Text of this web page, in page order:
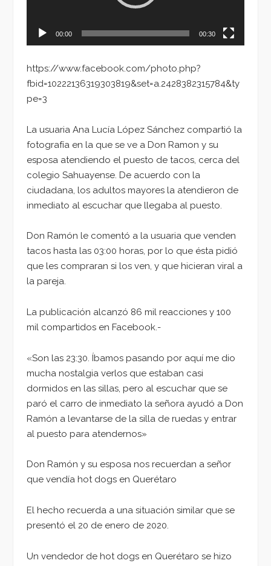
00:00 00:30
https://www.facebook.com/photo.php?
fbid=10222136319303819&set=a.2428382315784&ty
pe=3
La usuaria Ana Lucía López Sánchez compartió la
fotografía en la que se ve a Don Ramon y su
esposa atendiendo el puesto de tacos, cerca del
colegio Sahuayense. De acuerdo con la
ciudadana, los adultos mayores la atendieron de
inmediato al escuchar que llegaba al puesto.
Don Ramón le comentó a la usuaria que venden
tacos hasta las 03:00 horas, por lo que ésta pidió
que les compraran si los ven, y que hicieran viral a
la pareja.
La publicación alcanzó 86 mil reacciones y 100
mil compartidos en Facebook.-
«Son las 23:30. Íbamos pasando por aquí me dio
mucha nostalgia verlos que estaban casi
dormidos en las sillas, pero al escuchar que se
paró el carro de inmediato la señora ayudó a Don
Ramón a levantarse de la silla de ruedas y entrar
al puesto para atendernos»
Don Ramón y su esposa nos recuerdan a señor
que vendía hot dogs en Querétaro
El hecho recuerda a una situación similar que se
presentó el 20 de enero de 2020.
Un vendedor de hot dogs en Querétaro se hizo